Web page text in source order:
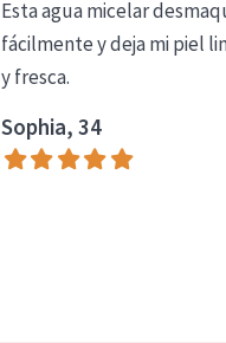
Esta agua micelar
fácilmente y deja mi piel
y fresca.
Sophia, 34